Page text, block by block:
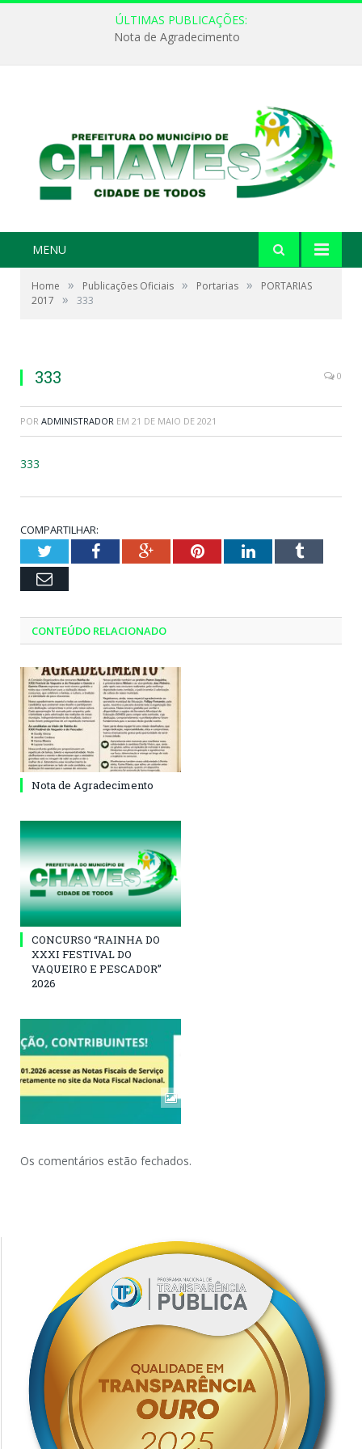
ÚLTIMAS PUBLICAÇÕES:
Nota de Agradecimento
MENU
Home » Publicações Oficiais » Portarias »
PORTARIAS
2017
» 333
333 0
POR ADMINISTRADOR EM 21 DE MAIO DE 2021
333
COMPARTILHAR:
TwitterFacebookGoogle+PinterestLinkedInTumblr
Email
CONTEÚDO RELACIONADO
Nota de Agradecimento
CONCURSO “RAINHA DO
XXXI FESTIVAL DO
VAQUEIRO E PESCADOR”
2026
Os comentários estão fechados.